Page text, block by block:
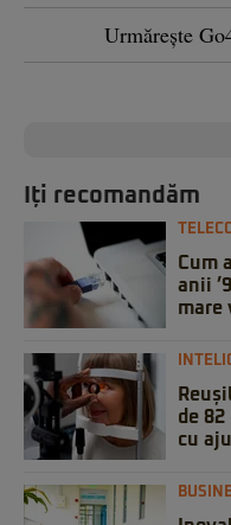
Urmărește
Iți recomandăm
Cum
anii
mare
de
cu